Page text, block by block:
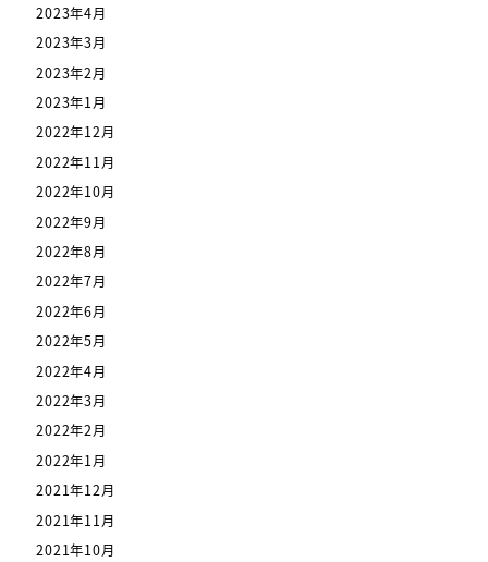
2023年4月
2023年3月
2023年2月
2023年1月
2022年12月
2022年11月
2022年10月
2022年9月
2022年8月
2022年7月
2022年6月
2022年5月
2022年4月
2022年3月
2022年2月
2022年1月
2021年12月
2021年11月
2021年10月